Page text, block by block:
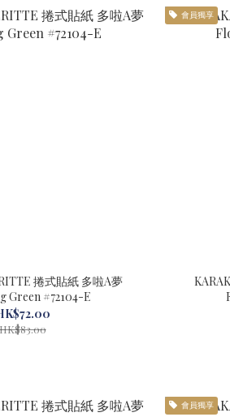
捲式貼紙 多啦A夢
Flowering Green #72104-E
會員獨享
會員獨享